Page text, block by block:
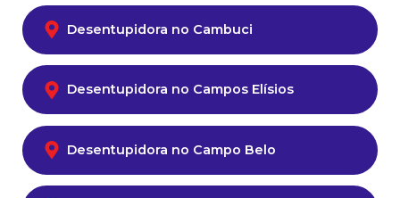
Desentupidora no Cambuci
Desentupidora no Campos Elísios
Desentupidora no Campo Belo